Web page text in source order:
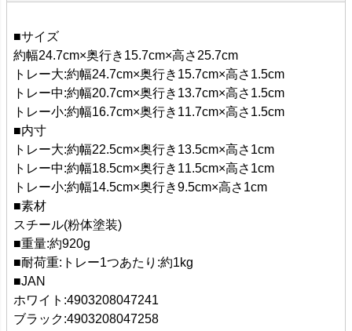
■サイズ
約幅24.7cm×奥行き15.7cm×高さ25.7cm
トレー大:約幅24.7cm×奥行き15.7cm×高さ1.5cm
トレー中:約幅20.7cm×奥行き13.7cm×高さ1.5cm
トレー小:約幅16.7cm×奥行き11.7cm×高さ1.5cm
■内寸
トレー大:約幅22.5cm×奥行き13.5cm×高さ1cm
トレー中:約幅18.5cm×奥行き11.5cm×高さ1cm
トレー小:約幅14.5cm×奥行き9.5cm×高さ1cm
■素材
スチール(粉体塗装)
■重量:約920g
■耐荷重:トレー1つあたり:約1kg
■JAN
ホワイト:4903208047241
ブラック:4903208047258